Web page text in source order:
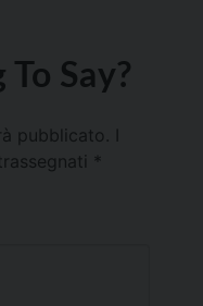
Say?
pubblicato.
*